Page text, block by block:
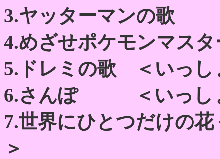
3.ヤッターマンの歌
4.めざせポケモンマスタ
5.ドレミの歌 ＜いっし
6.さんぽ ＜いっしょ
7.世界にひとつだけの
＞